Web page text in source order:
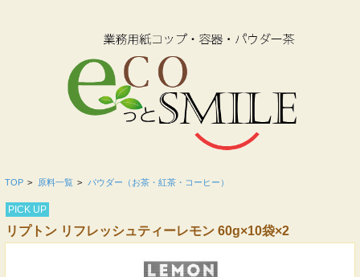
TOP > 原料一覧 > パウダー（お茶・紅茶・コーヒー）
PICK UP
リプトン リフレッシュティーレモン 60g×10袋×2